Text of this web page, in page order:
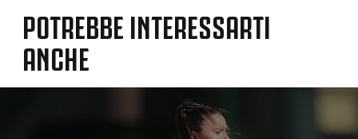
POTREBBE INTERESSARTI
ANCHE